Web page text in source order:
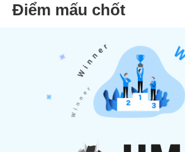
Điểm mấu chốt